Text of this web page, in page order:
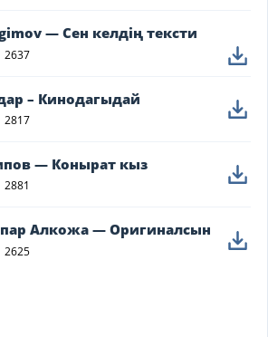
— Сен келдің тексти
2637
– Кинодагыдай
2817
— Конырат кыз
2881
Алкожа — Оригиналсын
2625